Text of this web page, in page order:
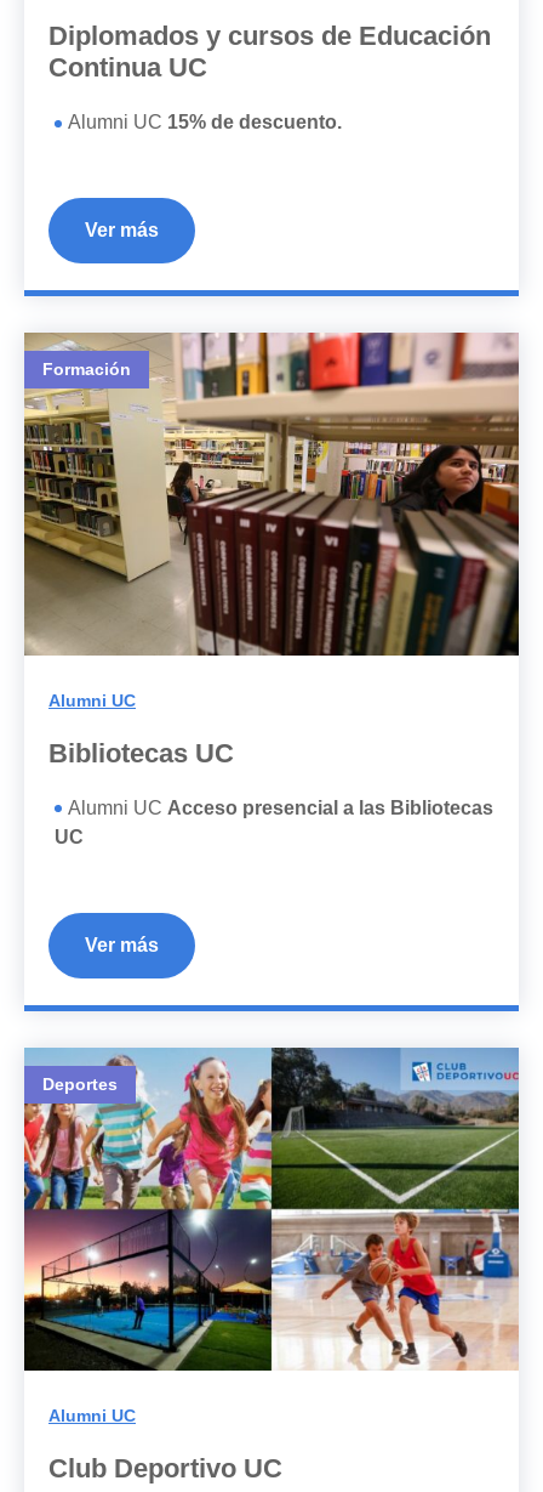
Diplomados y cursos de Educación
Continua UC
Alumni UC 15% de descuento.
Ver más
Formación
Alumni UC
Bibliotecas UC
Alumni UC Acceso presencial a las Bibliotecas
UC
Ver más
Deportes
Alumni UC
Club Deportivo UC